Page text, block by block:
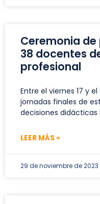
Ceremonia
38 docentes
profesional
Entre el viernes 17 y
jornadas finales de
decisiones didácticas
LEER MÁS »
29 de noviembre de 2023